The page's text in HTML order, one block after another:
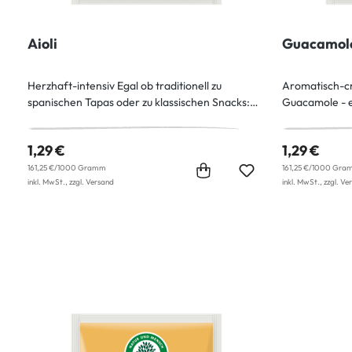
Aioli
Herzhaft-intensiv Egal ob traditionell zu
spanischen Tapas oder zu klassischen Snacks:
Knoblauch und spritziger Limette gelingt sie im
Handumdrehen. Eine kulinarische Reise in
mediterrane Gefilde.
1,29 €
161,25 €/1000 Gramm
inkl. MwSt., zzgl. Versand
Aromatisch-
Guacamole -
scharfer Chili
Frische sorgt
cremige
1,29 €
161,25 €/1000
inkl. MwSt., zzgl.